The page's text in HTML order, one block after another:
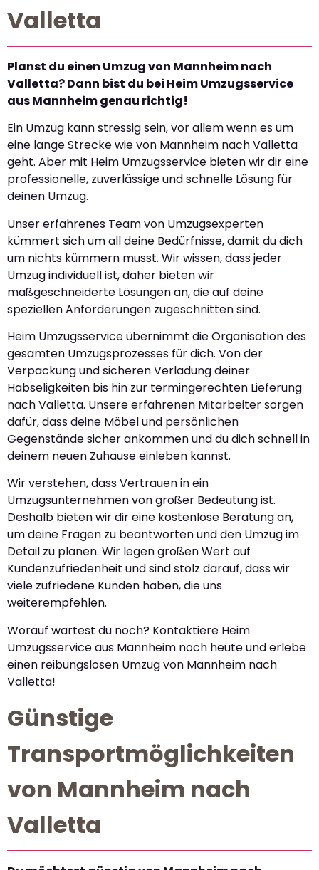
Valletta
Planst du einen Umzug von Mannheim nach
Valletta? Dann bist du bei Heim Umzugsservice
aus Mannheim genau richtig!
Ein Umzug kann stressig sein, vor allem wenn es um
eine lange Strecke wie von Mannheim nach Valletta
geht. Aber mit Heim Umzugsservice bieten wir dir eine
professionelle, zuverlässige und schnelle Lösung für
deinen Umzug.
Unser erfahrenes Team von Umzugsexperten
kümmert sich um all deine Bedürfnisse, damit du dich
um nichts kümmern musst. Wir wissen, dass jeder
Umzug individuell ist, daher bieten wir
maßgeschneiderte Lösungen an, die auf deine
speziellen Anforderungen zugeschnitten sind.
Heim Umzugsservice übernimmt die Organisation des
gesamten Umzugsprozesses für dich. Von der
Verpackung und sicheren Verladung deiner
Habseligkeiten bis hin zur termingerechten Lieferung
nach Valletta. Unsere erfahrenen Mitarbeiter sorgen
dafür, dass deine Möbel und persönlichen
Gegenstände sicher ankommen und du dich schnell in
deinem neuen Zuhause einleben kannst.
Wir verstehen, dass Vertrauen in ein
Umzugsunternehmen von großer Bedeutung ist.
Deshalb bieten wir dir eine kostenlose Beratung an,
um deine Fragen zu beantworten und den Umzug im
Detail zu planen. Wir legen großen Wert auf
Kundenzufriedenheit und sind stolz darauf, dass wir
viele zufriedene Kunden haben, die uns
weiterempfehlen.
Worauf wartest du noch? Kontaktiere Heim
Umzugsservice aus Mannheim noch heute und erlebe
einen reibungslosen Umzug von Mannheim nach
Valletta!
Günstige
Transportmöglichkeiten
von Mannheim nach
Valletta